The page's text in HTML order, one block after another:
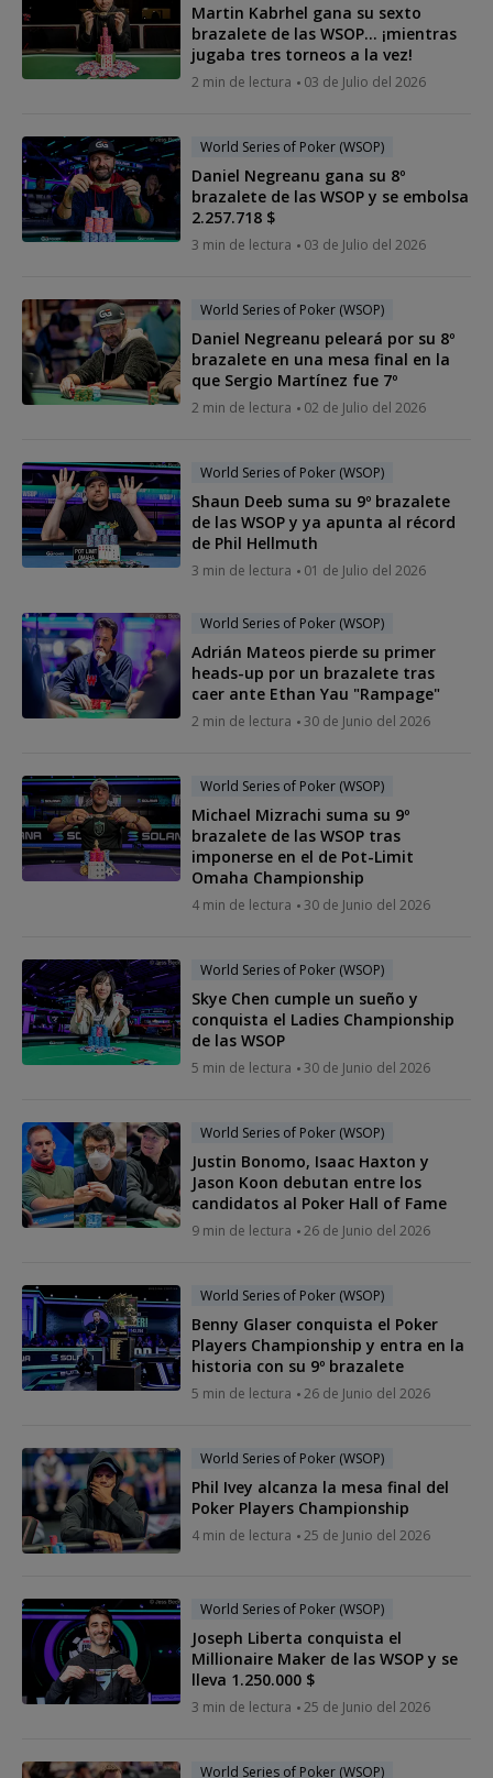
Martin Kabrhel gana su sexto
brazalete de las WSOP... ¡mientras
jugaba tres torneos a la vez!
2 min de lectura 03 de Julio del 2026
World Series of Poker (WSOP)
Daniel Negreanu gana su 8º
brazalete de las WSOP y se embolsa
2.257.718 $
3 min de lectura 03 de Julio del 2026
World Series of Poker (WSOP)
Daniel Negreanu peleará por su 8º
brazalete en una mesa final en la
que Sergio Martínez fue 7º
2 min de lectura 02 de Julio del 2026
World Series of Poker (WSOP)
Shaun Deeb suma su 9º brazalete
de las WSOP y ya apunta al récord
de Phil Hellmuth
3 min de lectura 01 de Julio del 2026
World Series of Poker (WSOP)
Adrián Mateos pierde su primer
heads-up por un brazalete tras
caer ante Ethan Yau "Rampage"
2 min de lectura 30 de Junio del 2026
World Series of Poker (WSOP)
Michael Mizrachi suma su 9º
brazalete de las WSOP tras
imponerse en el de Pot-Limit
Omaha Championship
4 min de lectura 30 de Junio del 2026
World Series of Poker (WSOP)
Skye Chen cumple un sueño y
conquista el Ladies Championship
de las WSOP
5 min de lectura 30 de Junio del 2026
World Series of Poker (WSOP)
Justin Bonomo, Isaac Haxton y
Jason Koon debutan entre los
candidatos al Poker Hall of Fame
9 min de lectura 26 de Junio del 2026
World Series of Poker (WSOP)
Benny Glaser conquista el Poker
Players Championship y entra en la
historia con su 9º brazalete
5 min de lectura 26 de Junio del 2026
World Series of Poker (WSOP)
Phil Ivey alcanza la mesa final del
Poker Players Championship
4 min de lectura 25 de Junio del 2026
World Series of Poker (WSOP)
Joseph Liberta conquista el
Millionaire Maker de las WSOP y se
lleva 1.250.000 $
3 min de lectura 25 de Junio del 2026
World Series of Poker (WSOP)